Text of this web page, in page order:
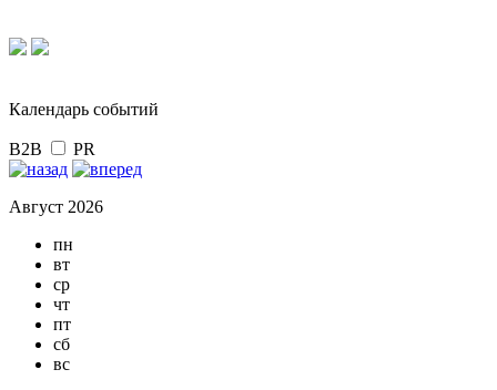
Календарь событий
B2B PR
Август 2026
пн
вт
ср
чт
пт
сб
вс